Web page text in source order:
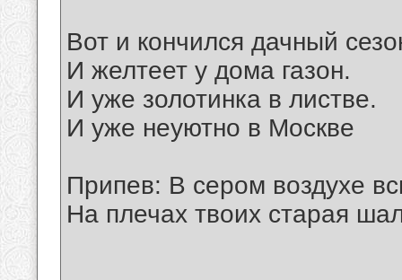
Вот и кончился дачный
И желтеет у дома газон.
И уже золотинка в листве.
И уже неуютно в Москве
Припев: В сером воздухе
На плечах твоих старая